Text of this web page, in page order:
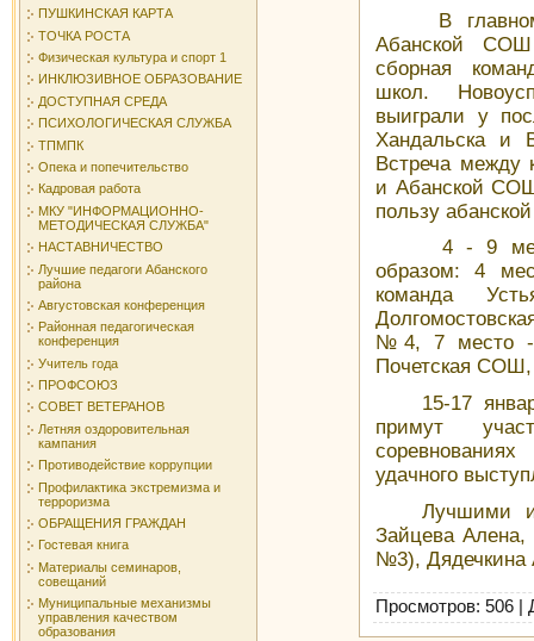
ПУШКИНСКАЯ КАРТА
ТОЧКА РОСТА
Физическая культура и спорт 1
ИНКЛЮЗИВНОЕ ОБРАЗОВАНИЕ
ДОСТУПНАЯ СРЕДА
ПСИХОЛОГИЧЕСКАЯ СЛУЖБА
ТПМПК
Опека и попечительство
Кадровая работа
МКУ "ИНФОРМАЦИОННО-
МЕТОДИЧЕСКАЯ СЛУЖБА"
НАСТАВНИЧЕСТВО
Лучшие педагоги Абанского
района
Августовская конференция
Районная педагогическая
конференция
Учитель года
ПРОФСОЮЗ
СОВЕТ ВЕТЕРАНОВ
Летняя оздоровительная
кампания
Противодействие коррупции
Профилактика экстремизма и
терроризма
ОБРАЩЕНИЯ ГРАЖДАН
Гостевая книга
Материалы семинаров,
совещаний
Муниципальные механизмы
управления качеством
образования
В главном
Абанской
сборная
школ.
выиграли у
Хандальска и
Встреча между
и Абанской
пользу
4 - 9 места
образом: 4
команда
№4, 7 место -
Почетская
15-17 января
примут
удачного
Лучшими
Зайцева
№3), Дядечкина
Просмотров: 506 |